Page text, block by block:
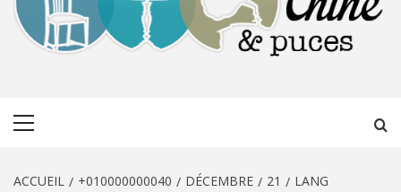
ACCUEIL +010000000040 DÉCEMBRE 21
LANG